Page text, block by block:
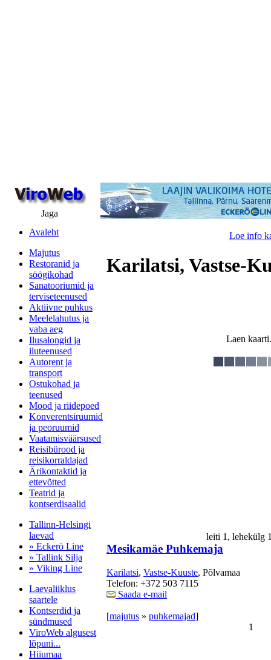
Jaga
Avaleht
Majutus
Restoranid ja
söögikohad
Sanatooriumid ja
terviseteenused
Aktiivne puhkus
Meelelahutus ja
vaba aeg
Ilusalongid ja
iluteenused
Autorent ja
transport
Ostukohad ja
teenused
Mood ja riidepoed
Konverentsiruumid
ja peoruumid
Vaatamisväärsused
Reisibürood ja
reisikorraldajad
Ärikontaktid ja
ettevõtted
Teatrid ja
kontserdisaalid
Tallinn-Helsingi
laevad
» Eckerö Line
» Tallink Silja
» Viking Line
Laevaliiklus
saartele
Kontserdid ja
sündmused
ViroWeb algusest
lõpuni...
Hiiumaa
Loe info
Karilatsi, Vastse-
Laen
leiti 1,
Mesikamäe Puhkemaja
Karilatsi, Vastse-Kuuste, Põlvamaa
Telefon: +372 503 7115
Saada e-mail
[majutus » puhkemajad]
1